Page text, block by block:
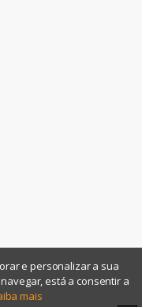
e personalizar a sua
está a consentir a
mais